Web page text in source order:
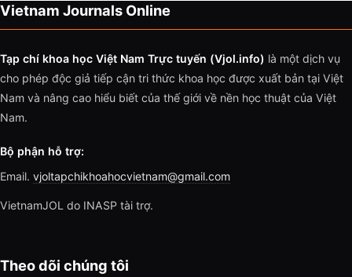
Vietnam Journals Online
Tạp chí khoa học Việt Nam Trực tuyến (Vjol.info) là một dịch vụ
cho phép độc giả tiếp cận tri thức khoa học được xuất bản tại Việt
Nam và nâng cao hiểu biết của thế giới về nền học thuật của Việt
Nam.
Bộ phận hỗ trợ:
Email. vjoltapchikhoahocvietnam@gmail.com
VietnamJOL do INASP tài trợ.
Theo dõi chúng tôi